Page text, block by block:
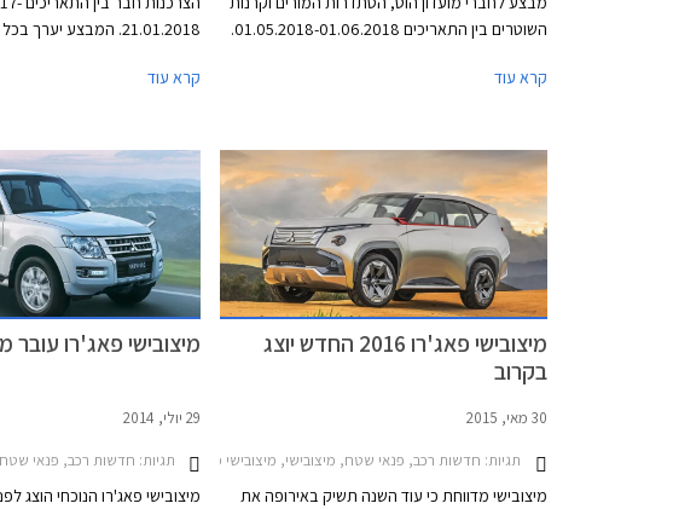
השוטרים בין התאריכים 01.05.2018-01.06.2018.
ב- 21 מרכזי המכירה של מיצובישי ברחבי הארץ.
קרא עוד
21.01.2018. המבצע
תשלום של עד
מועדון חבר.
קרא עוד
מיצובישי פאג'רו 2016 החדש יוצג
בקרוב
30 מאי, 2015
תגיות: חדשות רכב, פנאי שטח, מיצובישי, מיצובישי פאג'רו ארוך 2012-2018מיצובישי פאג'רו קצר 2012-2018
מיצובישי מדווחת כי עוד השנה תשיק באירופה את
מיצובישי פאג'רו עובר
29 יולי, 2014
תגיות: חדשות רכב, פנאי שטח, מיצובישי,